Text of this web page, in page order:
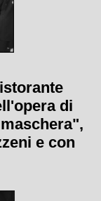
di
e con
Scala